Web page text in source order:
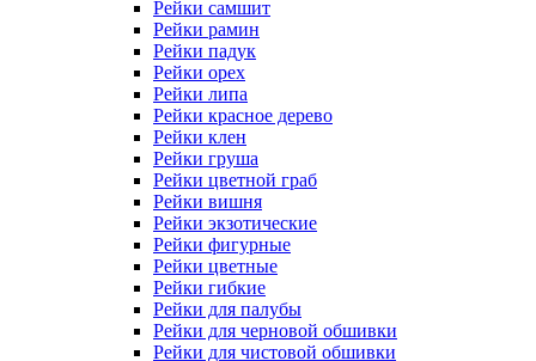
Рейки самшит
Рейки рамин
Рейки падук
Рейки орех
Рейки липа
Рейки красное дерево
Рейки клен
Рейки груша
Рейки цветной граб
Рейки вишня
Рейки экзотические
Рейки фигурные
Рейки цветные
Рейки гибкие
Рейки для палубы
Рейки для черновой обшивки
Рейки для чистовой обшивки